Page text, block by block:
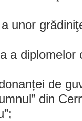
unor
a
de
din